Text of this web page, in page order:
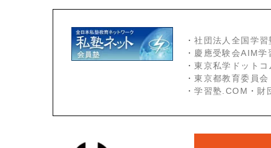
・社団法人全国学習
・ 慶應受験会AIM学
・東京私学ドット
・東京都教育委員会
・学習塾.COM ・ 財